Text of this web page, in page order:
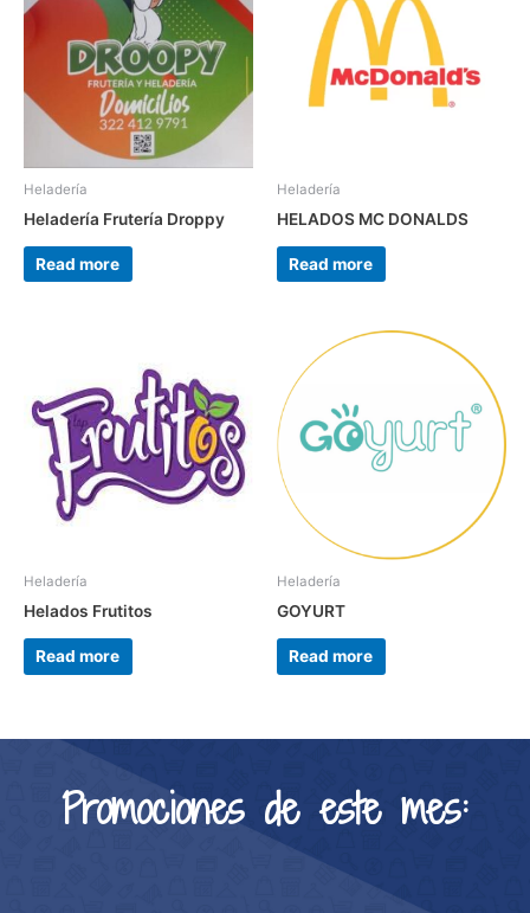
Heladería
Heladería Frutería Droppy
Read more
Heladería
HELADOS MC DONALDS
Read more
Heladería
Helados Frutitos
Read more
Heladería
GOYURT
Read more
Promociones de este mes: